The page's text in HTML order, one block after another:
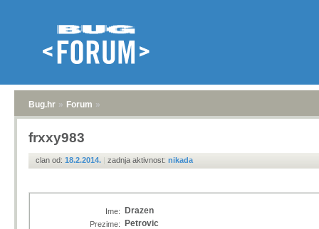
Bug.hr » Forum »
frxxy983
clan od: 18.2.2014. | zadnja aktivnost: nikada
Ime: Drazen
Prezime: Petrovic